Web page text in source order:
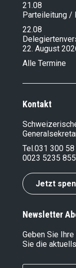
21.08
Parteileitung /
22.08
22. August
Alle Termine
Kontakt
Tel.031 300 58
0023 5235
Jetzt
Newsletter
Geben Sie
Sie die